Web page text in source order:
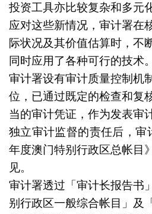
投资工具亦比较复杂和多元
应对这些新情况，审计署在
际状况及其价值估算时，不
同时应用了各种可行的技术。
审计署设有审计质量控制机
位，已通过既定的检查和复
当的审计凭证，作为发表审
独立审计监督的责任后，审
年度澳门特别行政区总帐目
见。
审计署透过「审计长报告书
别行政区一般综合帐目」及